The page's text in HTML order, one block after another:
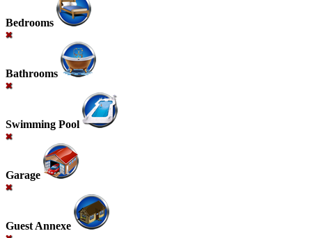
Bedrooms
Bathrooms
Swimming Pool
Garage
Guest Annexe